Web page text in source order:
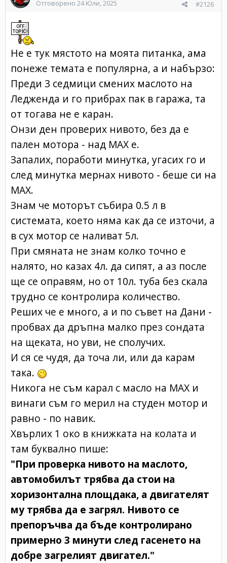
#2126
Отговорено 24 Юли, 2025
Не е тук мястото на моята питанка, ама
понеже темата е популярна, а и набързо:
Преди 3 седмици смених маслото на
Ледженда и го прибрах пак в гаража, та
от тогава не е каран.
Онзи ден проверих нивото, без да е
пален мотора - над МАХ е.
Запалих, поработи минутка, угасих го и
след минутка мернах нивото - беше си на
МАХ.
Знам че моторът събира 0.5 л в
системата, което няма как да се източи, а
в сух мотор се наливат 5л.
При смяната не знам колко точно е
налято, но казах 4л. да сипят, а аз после
ще се оправям, но от 10л. туба без скала
трудно се контролира количество.
Реших че е много, а и по съвет на Дани -
пробвах да дръпна малко през сондата
на щеката, но уви, не сполучих.
И ся се чудя, да точа ли, или да карам
така.
Никога не съм карал с масло на МАХ и
винаги съм го мерил на студен мотор и
равно - по навик.
Хвърлих 1 око в книжката на колата и
там буквално пише:
"При проверка нивото на маслото,
автомобилът трябва да стои на
хоризонтална площдака, а двигателят
му трябва да е загрял. Нивото се
препоръчва да бъде контролирано
примерно 3 минути след гасенето на
добре загрелият двигател."